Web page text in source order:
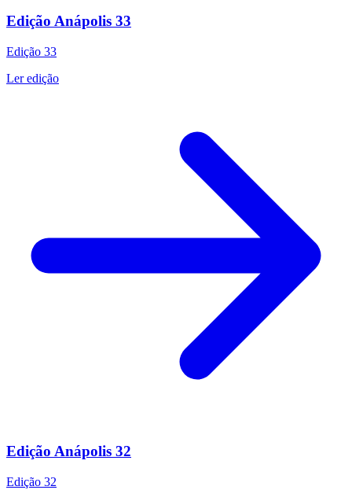
Edição Anápolis 33
Edição 33
Ler edição
Edição Anápolis 32
Edição 32